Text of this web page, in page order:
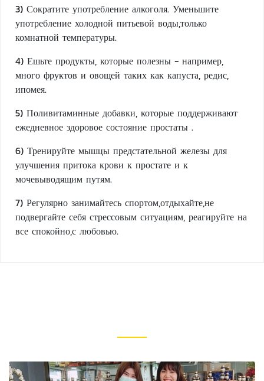
3) Сократите употребление алкоголя. Уменьшите
употребление холодной питьевой воды,только
комнатной температуры.
4) Ешьте продукты, которые полезны - например,
много фруктов и овощей таких как капуста, редис,
ипомея.
5) Поливитаминные добавки, которые поддерживают
ежедневное здоровое состояние простаты .
6) Тренируйте мышцы предстательной железы для
улучшения притока крови к простате и к
мочевыводящим путям.
7) Регулярно занимайтесь спортом,отдыхайте,не
подвергайте себя стрессовым ситуациям, реагируйте на
все спокойно,с любовью.